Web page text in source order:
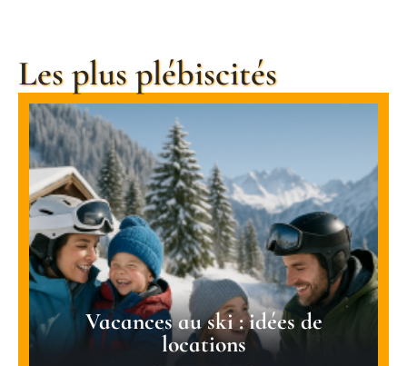
Les plus plébiscités
Vacances au ski : idées de
locations